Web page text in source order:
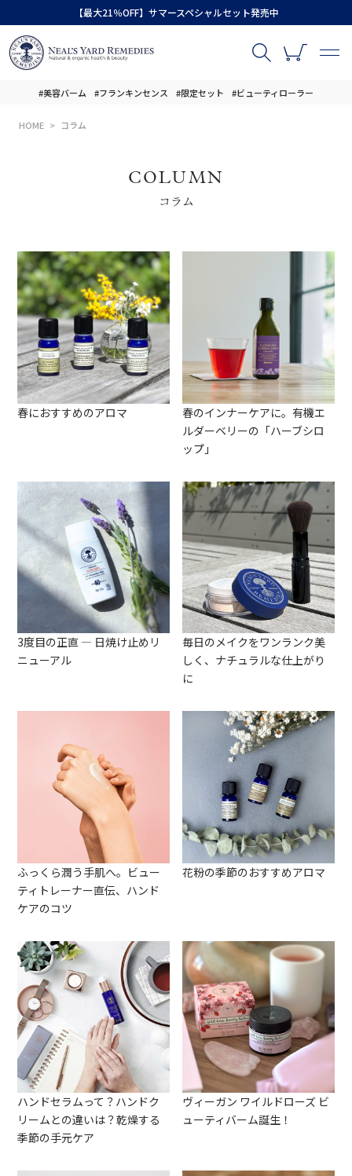
【最大21％OFF】サマースペシャルセット発売中
#美容バーム #フランキンセンス #限定セット #ビューティローラー
HOME コラム
COLUMN
コラム
春におすすめのアロマ
春のインナーケアに。有機エ
ルダーベリーの「ハーブシロ
ップ」
3度目の正直 ― 日焼け止めリ
ニューアル
毎日のメイクをワンランク美
しく、ナチュラルな仕上がり
に
ふっくら潤う手肌へ。ビュー
ティトレーナー直伝、ハンド
ケアのコツ
花粉の季節のおすすめアロマ
ハンドセラムって？ハンドク
リームとの違いは？乾燥する
季節の手元ケア
ヴィーガン ワイルドローズ ビ
ューティバーム誕生！